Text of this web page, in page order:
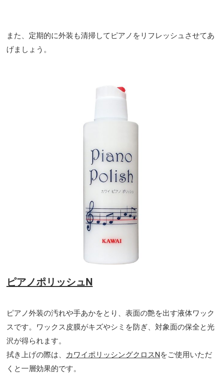
また、定期的に外装も清掃してピアノをリフレッシュさせてあ
げましょう。
ピアノポリッシュN
ピアノ外装の汚れや手あかをとり、表面の艶を出す液体ワック
スです。ワックス皮膜がキズやシミを防ぎ、対象面の保全と光
沢が得られます。
拭き上げの際は、
カワイポリッシングクロスN をご使用いただ
くと一層効果的です。